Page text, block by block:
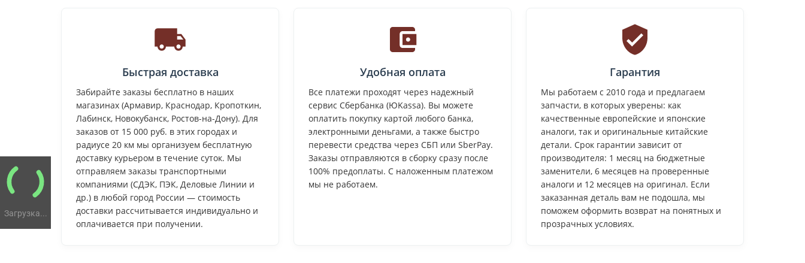
Загрузка...
Быстрая доставка
Забирайте заказы бесплатно в наших
магазинах (Армавир, Краснодар, Кропоткин,
Лабинск, Новокубанск, Ростов-на-Дону). Для
заказов от 15 000 руб. в этих городах и
радиусе 20 км мы организуем бесплатную
доставку курьером в течение суток. Мы
отправляем заказы транспортными
компаниями (СДЭК, ПЭК, Деловые Линии и
др.) в любой город России — стоимость
доставки рассчитывается индивидуально и
оплачивается при получении.
Удобная оплата
Все платежи проходят через надежный
сервис Сбербанка (ЮKassa). Вы можете
оплатить покупку картой любого банка,
электронными деньгами, а также быстро
перевести средства через СБП или SberPay.
Заказы отправляются в сборку сразу после
100% предоплаты. С наложенным платежом
мы не работаем.
Гарантия
Мы работаем с 2010 года и предлагаем
запчасти, в которых уверены: как
качественные европейские и японские
аналоги, так и оригинальные китайские
детали. Срок гарантии зависит от
производителя: 1 месяц на бюджетные
заменители, 6 месяцев на проверенные
аналоги и 12 месяцев на оригинал. Если
заказанная деталь вам не подошла, мы
поможем оформить возврат на понятных и
прозрачных условиях.